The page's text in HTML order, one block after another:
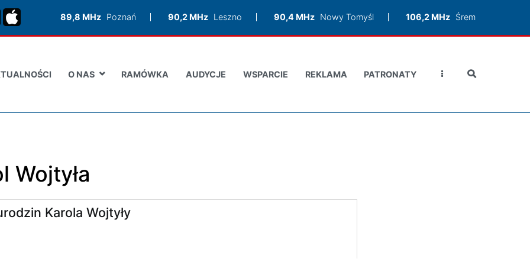
89,8 MHz Poznań 90,2 MHz Leszno 90,4 MHz Nowy Tomyśl 106,2 MHz Śrem
O NAS RAMÓWKA AUDYCJE WSPARCIE REKLAMA PATRONATY
Wojtyła
Karola Wojtyły